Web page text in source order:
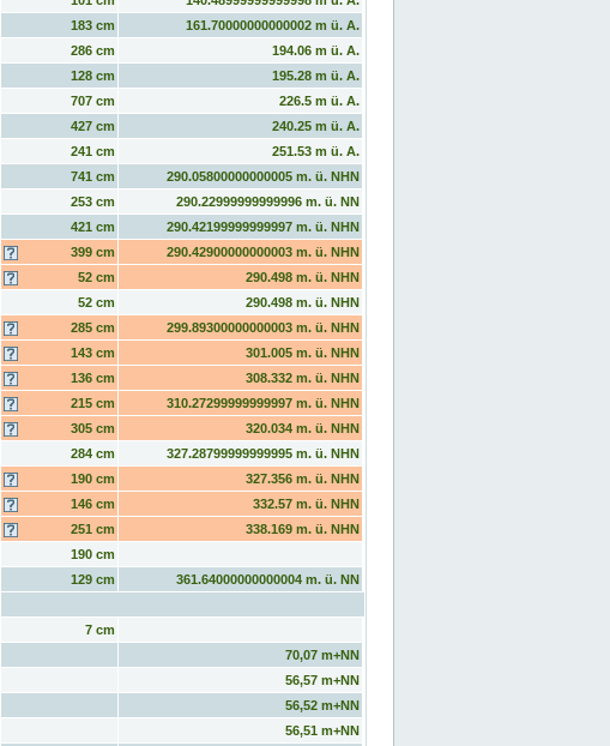
183 cm
161.70000000000002 m ü. A.
286 cm
194.06 m ü. A.
128 cm
195.28 m ü. A.
707 cm
226.5 m ü. A.
427 cm
240.25 m ü. A.
241 cm
251.53 m ü. A.
741 cm
290.05800000000005 m. ü. NHN
253 cm
290.22999999999996 m. ü. NN
421 cm
290.42199999999997 m. ü. NHN
399 cm
290.42900000000003 m. ü. NHN
52 cm
290.498 m. ü. NHN
52 cm
290.498 m. ü. NHN
285 cm
299.89300000000003 m. ü. NHN
143 cm
301.005 m. ü. NHN
136 cm
308.332 m. ü. NHN
215 cm
310.27299999999997 m. ü. NHN
305 cm
320.034 m. ü. NHN
284 cm
327.28799999999995 m. ü. NHN
190 cm
327.356 m. ü. NHN
146 cm
332.57 m. ü. NHN
251 cm
338.169 m. ü. NHN
190 cm
129 cm
361.64000000000004 m. ü. NN
7 cm
70,07 m+NN
56,57 m+NN
56,52 m+NN
56,51 m+NN